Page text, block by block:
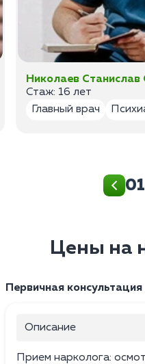
Николаев Станислав
Стаж: 16 лет
Главный врач
01
Цены на
Первичная
Описание
Прием нарколога: